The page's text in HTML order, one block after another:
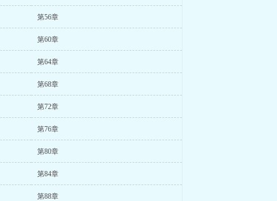
第56章
第60章
第64章
第68章
第72章
第76章
第80章
第84章
第88章